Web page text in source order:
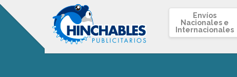
Envíos
Nacionales e
Internacionales